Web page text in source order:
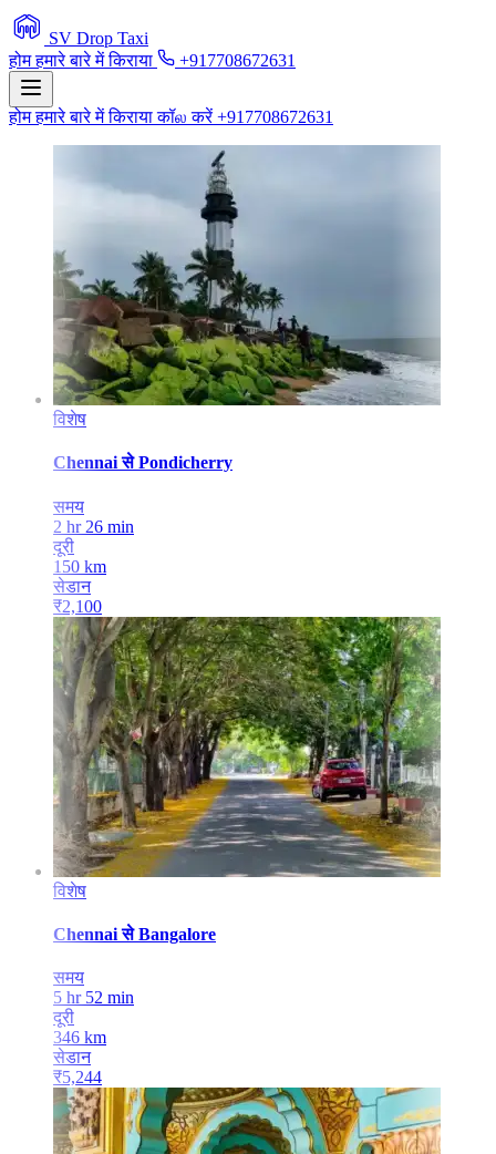
SV Drop Taxi
होमहमारे बारे मेंकिराया +917708672631
होमहमारे बारे मेंकिरायाकॉல करें +917708672631
विशेष
Chennai से Pondicherry
समय
2 hr 26 min
दूरी
150 km
सेडान
₹2,100
विशेष
Chennai से Bangalore
समय
5 hr 52 min
दूरी
346 km
सेडान
₹5,244